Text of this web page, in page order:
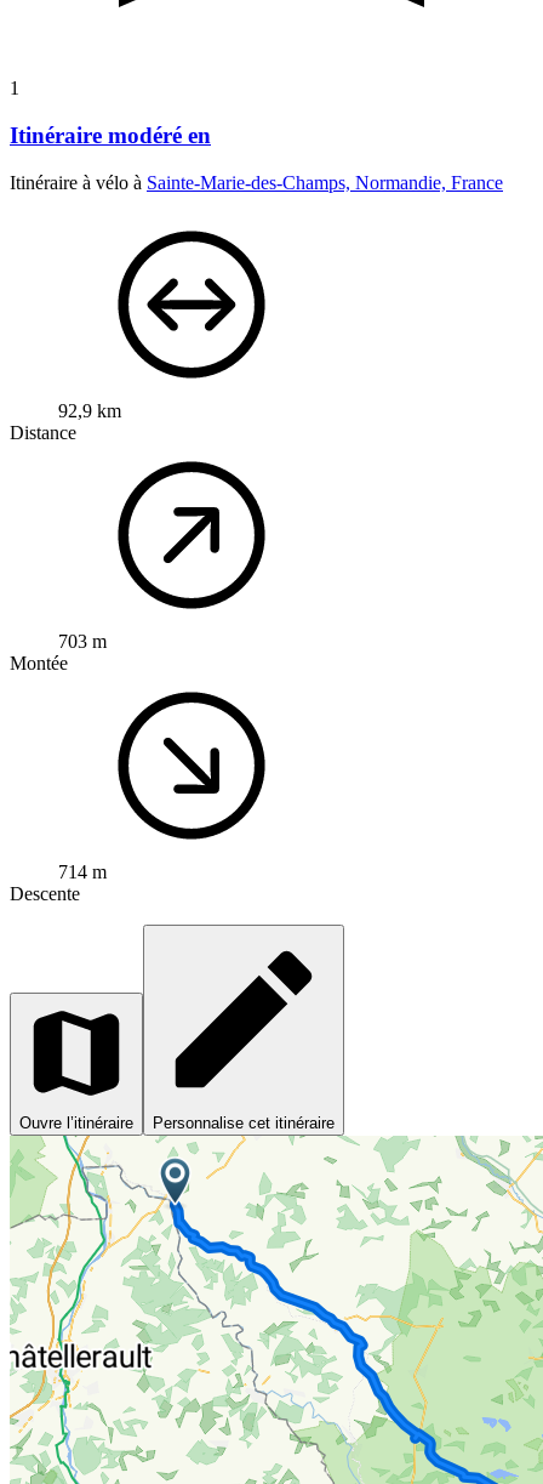
1
Itinéraire modéré en
Itinéraire à vélo à Sainte-Marie-des-Champs, Normandie, France
92,9 km
Distance
703 m
Montée
714 m
Descente
Ouvre l’itinéraire Personnalise cet itinéraire